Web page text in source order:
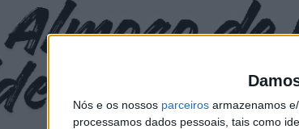
Nós e os nossos parceiros armazenamos
processamos dados pessoais, tais como